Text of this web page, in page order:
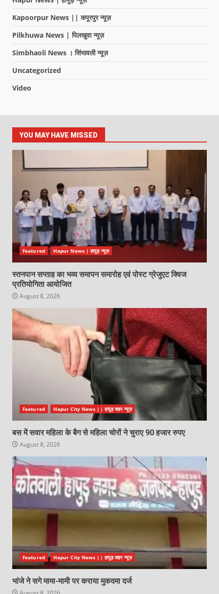
Kapoorpur News || कपूरपुर न्यूज़
Pilkhuwa News | पिलखुवा न्यूज़
Simbhaoli News । सिंभावली न्यूज़
Uncategorized
Video
YOU MAY HAVE MISSED
Featured Hapur News | हापुड़ न्यूज़
स्तनपान सप्ताह का भव्य समापन समारोह एवं पोस्ट ग्रेजुएट क्विज
प्रतियोगिता आयोजित
August 8, 2026
Featured Hapur City News || हापुड़ शहर न्यूज़
बस में सवार महिला के बैग से महिला चोरों ने चुराए 90 हजार रुपए
August 8, 2026
Featured Hapur City News || हापुड़ शहर न्यूज़
भांजे ने सगे मामा-मामी पर कराया मुकदमा दर्ज